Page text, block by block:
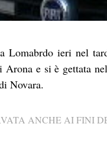
Lomabrdo ieri nel
e si è gettata
Novara.
ANCHE AI FINI